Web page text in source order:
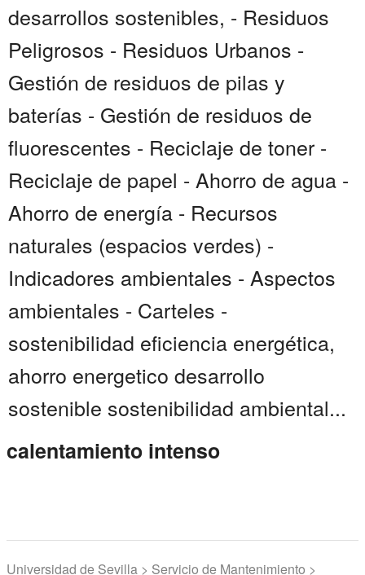
desarrollos sostenibles, - Residuos
Peligrosos - Residuos Urbanos -
Gestión de residuos de pilas y
baterías - Gestión de residuos de
fluorescentes - Reciclaje de toner -
Reciclaje de papel - Ahorro de agua -
Ahorro de energía - Recursos
naturales (espacios verdes) -
Indicadores ambientales - Aspectos
ambientales - Carteles -
sostenibilidad eficiencia energética,
ahorro energetico desarrollo
sostenible sostenibilidad ambiental...
calentamiento intenso
Universidad de Sevilla > Servicio de Mantenimiento >